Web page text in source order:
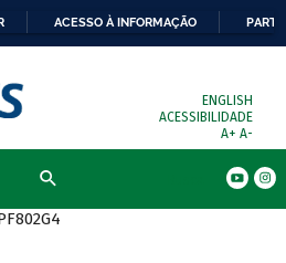
ACESSO À INFORMAÇÃO
ENGLISH
ACESSIBILIDADE
A+ A-